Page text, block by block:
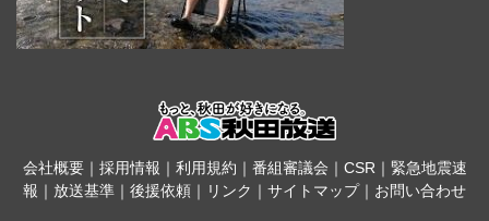
会社概要｜ 採用情報 ｜ 利用規約 ｜ 番組審議会 ｜ CSR｜ 緊急地震速
報 ｜ 放送基準 ｜ 後援依頼 ｜ リンク ｜ サイトマップ｜ お問い合わせ